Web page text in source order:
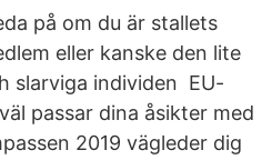
på om du är stallets
eller kanske den lite
slarviga individen EU-
passar dina åsikter med
2019 vägleder dig